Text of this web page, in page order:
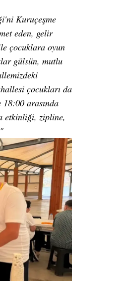
Kuruçeşme
eden, gelir
çocuklara oyun
gülsün, mutlu
çocukları da
arasında
etkinliği, zipline,